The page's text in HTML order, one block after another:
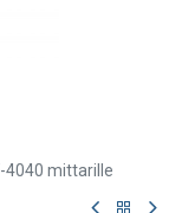
4040 mittarille